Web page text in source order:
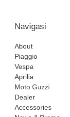
Navigasi
About
Piaggio
Vespa
Aprilia
Moto Guzzi
Dealer
Accessories